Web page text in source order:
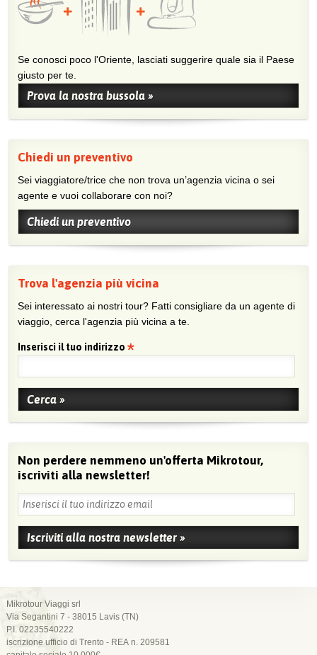
Se conosci poco l'Oriente, lasciati suggerire quale sia il Paese
giusto per te.
Prova la nostra bussola »
Chiedi un preventivo
Sei viaggiatore/trice che non trova un’agenzia vicina o sei
agente e vuoi collaborare con noi?
Chiedi un preventivo
Trova l'agenzia più vicina
Sei interessato ai nostri tour? Fatti consigliare da un agente di
viaggio, cerca l'agenzia più vicina a te.
Inserisci il tuo indirizzo
Non perdere nemmeno un'offerta Mikrotour,
iscriviti alla newsletter!
Mikrotour Viaggi srl
Via Segantini 7 - 38015 Lavis (TN)
P.I. 02235540222
iscrizione ufficio di Trento - REA n. 209581